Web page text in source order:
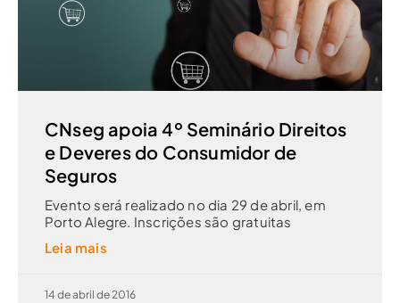
CNseg apoia 4º Seminário Direitos
e Deveres do Consumidor de
Seguros
Evento será realizado no dia 29 de abril, em
Porto Alegre. Inscrições são gratuitas
Leia mais
14 de abril de 2016